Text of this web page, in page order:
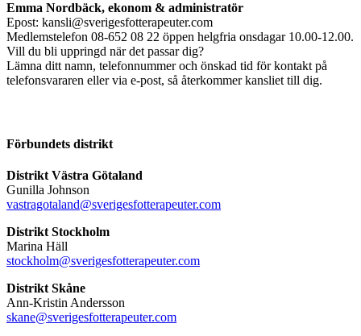
Emma Nordbäck, ekonom & administratör
Epost: kansli@sverigesfotterapeuter.com
Medlemstelefon 08-652 08 22 öppen helgfria onsdagar 10.00-12.00.
Vill du bli uppringd när det passar dig?
Lämna ditt namn, telefonnummer och önskad tid för kontakt på
telefonsvararen eller via e-post, så återkommer kansliet till dig.
Förbundets distrikt
Distrikt Västra Götaland
Gunilla Johnson
vastragotaland@sverigesfotterapeuter.com
Distrikt Stockholm
Marina Häll
stockholm@sverigesfotterapeuter.com
Distrikt Skåne
Ann-Kristin Andersson
skane@sverigesfotterapeuter.com